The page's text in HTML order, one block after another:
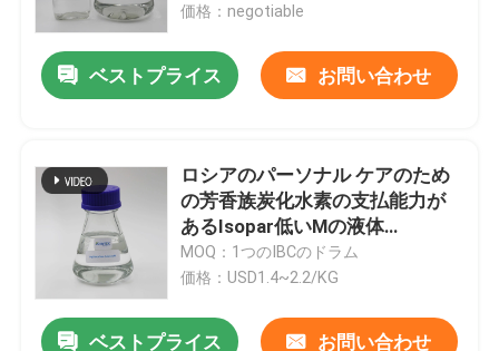
価格：negotiable
ベストプライス お問い合わせ
ロシアのパーソナル ケアのため
の芳香族炭化水素の支払能力が
あるIsopar低いMの液体
0.7681g/Cm3
MOQ：1つのIBCのドラム
価格：USD1.4~2.2/KG
ベストプライス お問い合わせ